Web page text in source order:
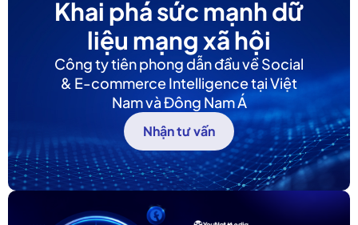
Khai phá sức mạnh dữ
liệu mạng xã hội
Công ty tiên phong dẫn đầu về Social
& E-commerce Intelligence tại Việt
Nam và Đông Nam Á
Nhận tư vấn